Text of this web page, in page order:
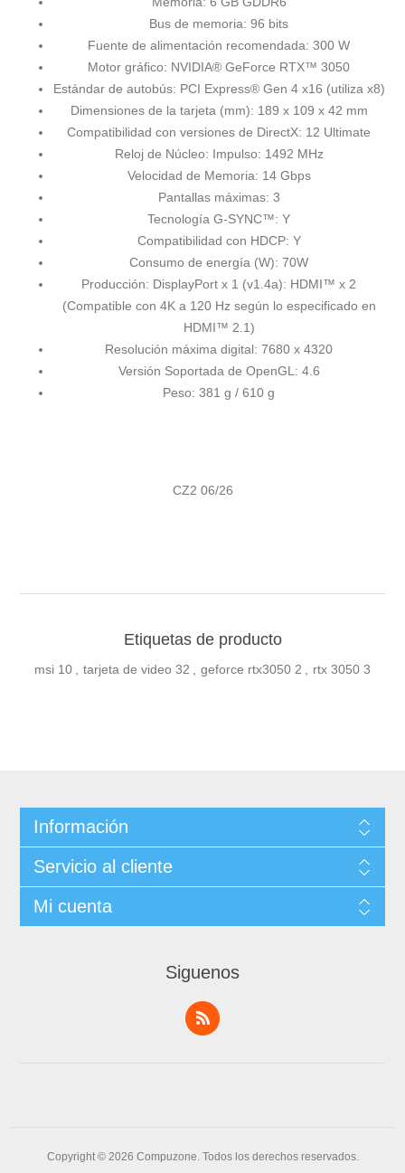
Bus de memoria: 96 bits
Fuente de alimentación recomendada: 300 W
Motor gráfico: NVIDIA® GeForce RTX™ 3050
Estándar de autobús: PCI Express® Gen 4 x16 (utiliza x8)
Dimensiones de la tarjeta (mm): 189 x 109 x 42 mm
Compatibilidad con versiones de DirectX: 12 Ultimate
Reloj de Núcleo: Impulso: 1492 MHz
Velocidad de Memoria: 14 Gbps
Pantallas máximas: 3
Tecnología G-SYNC™: Y
Compatibilidad con HDCP: Y
Consumo de energía (W): 70W
Producción: DisplayPort x 1 (v1.4a): HDMI™ x 2
(Compatible con 4K a 120 Hz según lo especificado en
HDMI™ 2.1)
Resolución máxima digital: 7680 x 4320
Versión Soportada de OpenGL: 4.6
Peso: 381 g / 610 g
CZ2 06/26
Etiquetas de producto
msi 10 , tarjeta de video 32 , geforce rtx3050 2 , rtx 3050 3
Información
Servicio al cliente
Mi cuenta
Siguenos
Copyright © 2026 Compuzone. Todos los derechos reservados.